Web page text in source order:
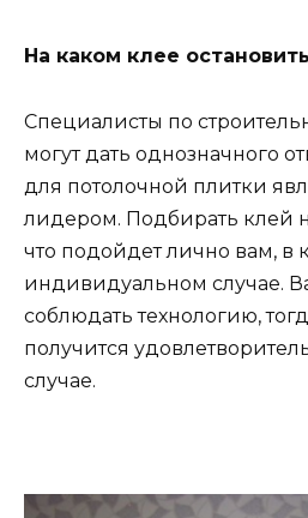
На каком клее
Специалисты по
могут дать однозначного
для потолочной плитки
лидером. Подбирать клей
что подойдет лично вам, в
индивидуальном случае.
соблюдать технологию,
получится
случае.